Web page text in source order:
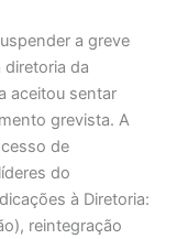
a greve
da
aceitou sentar
grevista. A
de
do
à Diretoria:
reintegração